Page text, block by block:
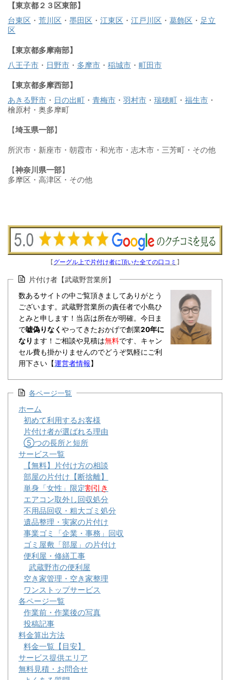
【東京都２３区東部】
台東区 ・ 荒川区 ・ 墨田区 ・ 江東区 ・ 江戸川区 ・ 葛飾区 ・ 足立
区
【東京都多摩南部】
八王子市 ・ 日野市 ・ 多摩市 ・ 稲城市 ・ 町田市
【東京都多摩西部】
あきる野市 ・ 日の出町 ・ 青梅市 ・ 羽村市 ・ 瑞穂町 ・ 福生市 ・
檜原村・奥多摩町
【埼玉県一部】
所沢市・新座市・朝霞市・和光市・志木市・三芳町・その他
【神奈川県一部】
多摩区・高津区・その他
【グーグル上で片付け者に頂いた全ての口コミ 】
片付け者【武蔵野営業所】
数あるサイトの中ご覧頂きましてありがとう
ございます。武蔵野営業所の責任者で小島ひ
とみと申します！当店は所在が明確。今日ま
で嘘偽りなく やってきたおかげで創業20年に
なり ます！ご相談や見積は無料です、キャン
セル費も掛かりませんのでどうぞ気軽にご利
用下さい【運営者情報】
各ページ一覧
ホーム
初めて利用するお客様
片付け者が選ばれる理由
⑤つの長所と短所
サービス一覧
【無料】片付け方の相談
部屋の片付け【断捨離】
単身「女性」限定割引き
エアコン取外し回収処分
不用品回収・粗大ゴミ処分
遺品整理・実家の片付け
事業ゴミ「企業・事務」回収
ゴミ屋敷「部屋」の片付け
便利屋・修繕工事
武蔵野市の便利屋
空き家管理・空き家整理
ワンストップサービス
各ページ一覧
作業前・作業後の写真
投稿記事
料金算出方法
料金一覧【目安】
サービス提供エリア
無料見積・お問合せ